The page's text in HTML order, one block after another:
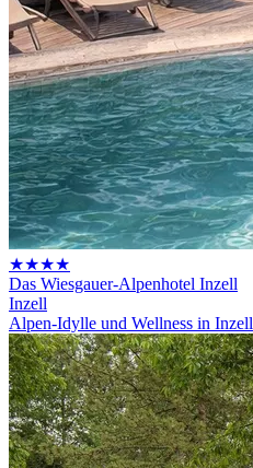
★★★★
Das Wiesgauer-Alpenhotel Inzell
Inzell
Alpen-Idylle und Wellness in Inzell